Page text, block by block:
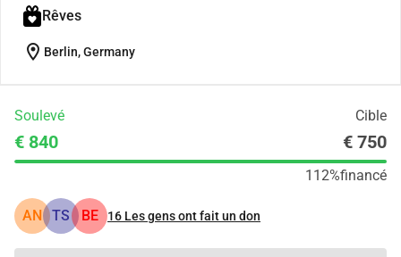
Rêves
location_on Berlin, Germany
Soulevé Cible
€ 840 € 750
112%financé
AN TS BE 16 Les gens ont fait un don